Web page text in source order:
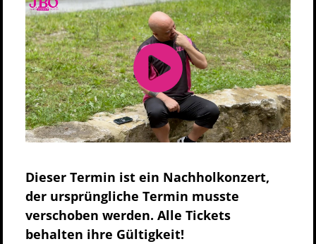
Dieser Termin ist ein Nachholkonzert,
der ursprüngliche Termin musste
verschoben werden. Alle Tickets
behalten ihre Gültigkeit!